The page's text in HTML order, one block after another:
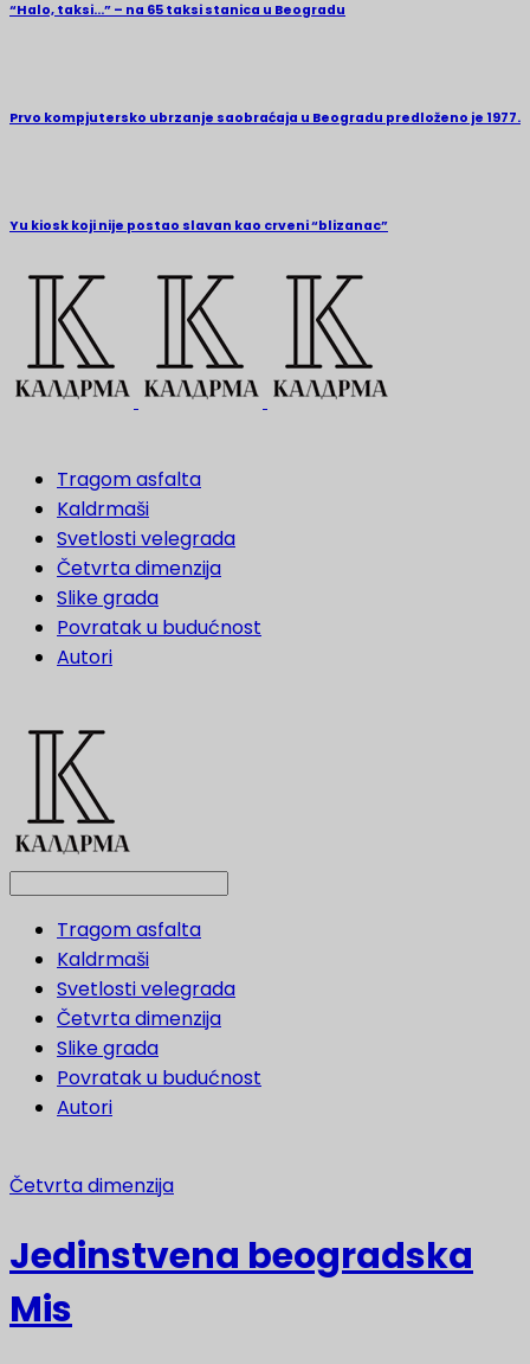
“Halo, taksi…” – na 65 taksi stanica u Beogradu
Prvo kompjutersko ubrzanje saobraćaja u Beogradu predloženo je 1977.
Yu kiosk koji nije postao slavan kao crveni “blizanac”
Tragom asfalta
Kaldrmaši
Svetlosti velegrada
Četvrta dimenzija
Slike grada
Povratak u budućnost
Autori
Tragom asfalta
Kaldrmaši
Svetlosti velegrada
Četvrta dimenzija
Slike grada
Povratak u budućnost
Autori
Četvrta dimenzija
Jedinstvena beogradska
Mis